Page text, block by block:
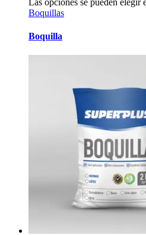
Las opciones se pueden elegir
Boquillas
Boquilla